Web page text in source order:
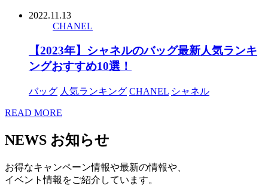
2022.11.13
CHANEL
【2023年】シャネルのバッグ最新人気ランキ
ングおすすめ10選！
バッグ 人気ランキング CHANEL シャネル
READ MORE
NEWS お知らせ
お得なキャンペーン情報や最新の情報や、
イベント情報をご紹介しています。